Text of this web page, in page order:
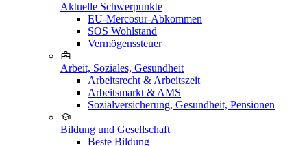
Aktuelle Schwerpunkte
EU-Mercosur-Abkommen
SOS Wohlstand
Vermögenssteuer
Arbeit, Soziales, Gesundheit
Arbeitsrecht & Arbeitszeit
Arbeitsmarkt & AMS
Sozialversicherung, Gesundheit, Pensionen
Bildung und Gesellschaft
Beste Bildung